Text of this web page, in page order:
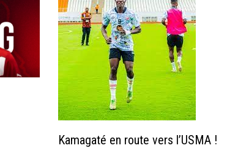
Kamagaté en route vers l’USMA !